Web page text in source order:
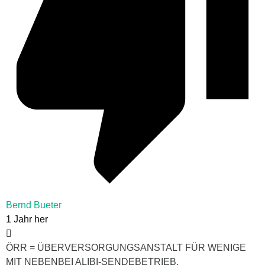
Bernd Bueter
1 Jahr her
ÖRR = ÜBERVERSORGUNGSANSTALT FÜR WENIGE
MIT NEBENBEI ALIBI-SENDEBETRIEB.